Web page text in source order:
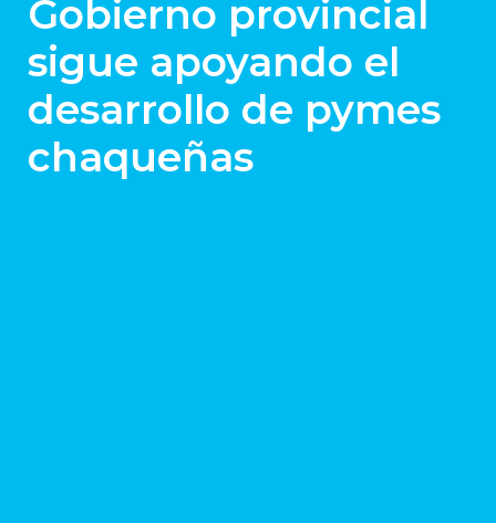
Gobierno provincial
sigue apoyando el
desarrollo de pymes
chaqueñas